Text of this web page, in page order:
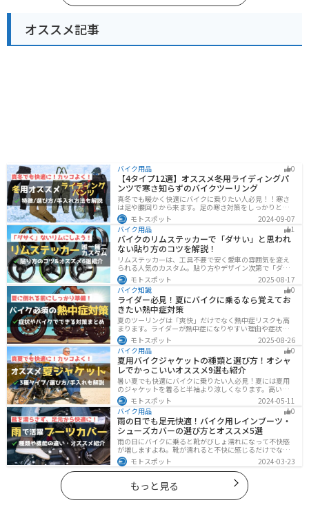
オススメ記事
バイク用品 0
【4タイプ12選】オススメ冬用ライディングパ
ンツで寒さ知らずのバイクツーリング
真冬でも暖かく快適にバイクに乗りたい人必見！！寒さ
は足や腰回りから来ます。足の寒さ対策をしっかりとす
ることで、体全体の寒さを防ぎ快適なバイクツーリング
を楽しむことができます。この記事では、4つのタイプ別
に真冬でも使えるライディングパンツを12選紹介しま
す！
モトスポット
2024-09-07
バイク用品
1
バイクのリムステッカーで「ダサい」と思われ
ない貼り方のコツを解説！
リムステッカーは、工具不要で安く愛車の雰囲気を変え
られる人気のカスタム。貼り方やデザイン次第で「ダサ
い」仕上がりになることも。本記事では失敗例や選び
方、きれいに貼るコツからおすすめ商品まで詳しく紹
介。初心者でも安心して足回りをカッコよくドレスアッ
プできます。
モトスポット
2025-08-17
バイク知識
0
ライダー必見！夏にバイクに乗るなら覚えてお
きたい熱中症対策
夏のツーリングは「爽快」だけでなく熱中症リスクも高
まります。ライダーが熱中症になりやすい理由や症状、
危険性、そして安全に楽しむための対策を徹底解説。夏
用ウェア・水分補給・休憩ポイントの工夫など、猛暑で
も快適に走るコツを紹介します。
モトスポット
2025-08-26
バイク用品
0
夏用バイクジャケットの種類と選び方！オシャ
レでかっこいいオススメ9選も紹介
暑い夏でも快適にバイクに乗りたい人必見！夏には夏用
のジャケットを着ると半袖より涼しくなります。高い透
湿性のフルメッシュ素材やハーフメッシュはもちろん、
デザイン性に優れたテキスタイルジャケットもあるの
で、カッコよくバイクに乗りたい人でも使える装備があ
ります。
モトスポット
2024-05-11
バイク用品
0
雨の日でも足元快適！バイク用レインブーツ・
シューズカバーの選び方とオススメ5選
雨の日にバイクに乗ると靴がびしょ濡れになって不快感
が増しますよね。靴が濡れると不快に感じるだけでなく
操作性にも影響が出るので事故の原因にもなります。ブ
ーツカバーを使うことで靴を雨や汚れから防ぐことがで
きます。防風効果もあるので寒さ対策にもなります。
モトスポット 2024-03-23
もっと見る